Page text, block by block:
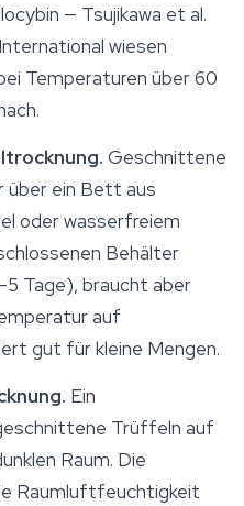
— Tsujikawa et al.
wiesen
Temperaturen über 60
Geschnittene
ein Bett aus
oder wasserfreiem
Behälter
Tage), braucht aber
auf
gut für kleine Mengen.
Ein
Trüffeln auf
Raum. Die
Raumluftfeuchtigkeit